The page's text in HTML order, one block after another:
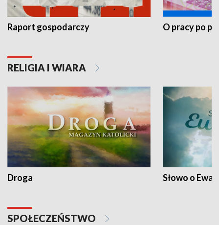
Raport gospodarczy O pracy po
RELIGIA I WIARA
Droga Słowo o
SPOŁECZEŃSTWO